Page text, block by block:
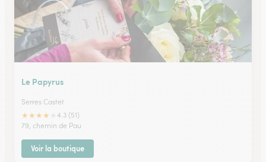
Le Papyrus
Serres Castet
★★★★
4.3 (51)
79, chemin de Pau
Voir la boutique